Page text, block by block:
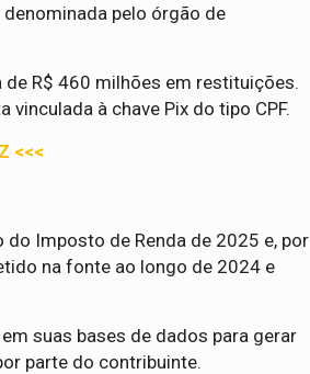
pelo órgão de
R$ 460 milhões em restituições.
à chave Pix do tipo CPF.
<<<
Imposto de Renda de 2025 e, por
na fonte ao longo de 2024 e
suas bases de dados para gerar
parte do contribuinte.